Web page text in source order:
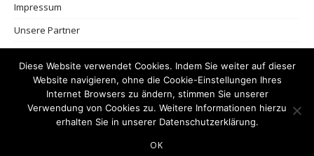
Impressum
Unsere Partner
Diese Website verwendet Cookies. Indem Sie weiter auf dieser
Website navigieren, ohne die Cookie-Einstellungen Ihres
Internet Browsers zu ändern, stimmen Sie unserer
Verwendung von Cookies zu. Weitere Informationen hierzu
erhalten Sie in unserer Datenschutzerklärung.
OK